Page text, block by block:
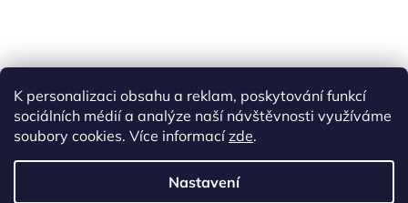
K personalizaci obsahu a reklam, poskytování funkcí
sociálních médií a analýze naší návštěvnosti využíváme
soubory cookies. Více informacízde.
Nastavení